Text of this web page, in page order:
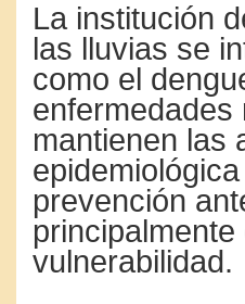
La institución
las lluvias se
como el
enfermedades
mantienen las
prevención
vulnerabilidad.